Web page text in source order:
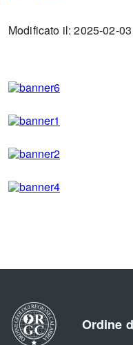
Modificato il: 2025-02-
Ordine